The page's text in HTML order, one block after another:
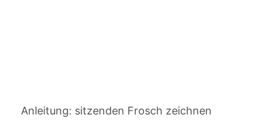
Anleitung: sitzenden Frosch zeichnen